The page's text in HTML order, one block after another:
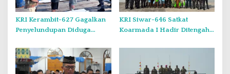
KRI Kerambit-627 Gagalkan
Penyelundupan Diduga
Sejumlah 1,3 Ton
KRI Siwar-646 Satkat
Koarmada I Hadir Ditengah